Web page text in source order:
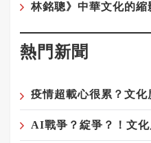
林銘聰》中華文化的縮
熱門新聞
疫情超載心很累？文